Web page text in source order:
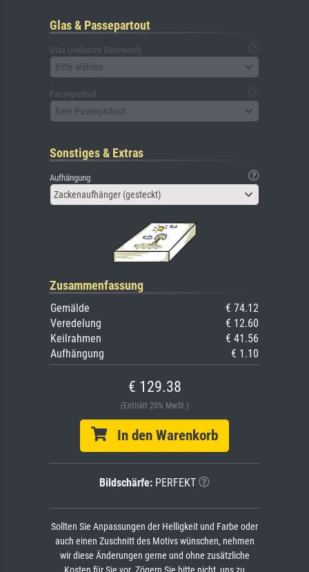
Glas & Passepartout
Glas (inklusive Rückwand)
Bitte wählen
Passepartout
Kein Passepartout
Sonstiges & Extras
Aufhängung
Zackenaufhänger (gesteckt)
Zusammenfassung
Gemälde
€ 74.12
Veredelung
€ 12.60
Keilrahmen
€ 41.56
Aufhängung
€ 1.10
€ 129.38
(Enthält 20% MwSt.)
In den Warenkorb
Bildschärfe: PERFEKT
Sollten Sie Anpassungen der Helligkeit und Farbe oder
auch einen Zuschnitt des Motivs wünschen, nehmen
wir diese Änderungen gerne und ohne zusätzliche